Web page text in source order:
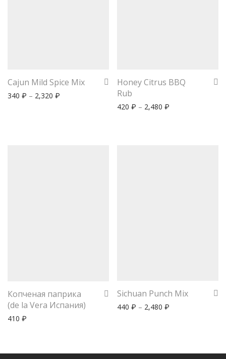
Cajun Mild Spice Mix
340 ₽ – 2,320 ₽
Honey Citrus BBQ
Rub
420 ₽ – 2,480 ₽
Копченая паприка
(de la Vera Испания)
410 ₽
Sichuan Punch Mix
440 ₽ – 2,480 ₽